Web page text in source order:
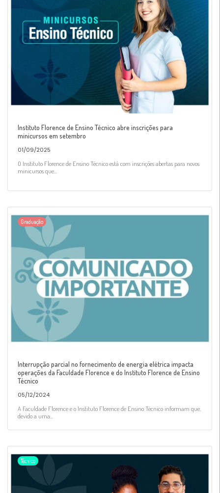
Instituto Florence de Ensino Técnico abre inscrições para
minicursos em setembro
01/09/2025
O Instituto Florence de Ensino Técnico está com inscrições abertas para novos
minicursos que...
Graduação
Interrupção parcial no fornecimento de energia elétrica impacta
operações da Faculdade Florence e do Instituto Florence de Ensino
Técnico
05/12/2024
A Faculdade Florence e o Instituto Florence de Ensino Técnico informam que,
devido a uma...
Técnico